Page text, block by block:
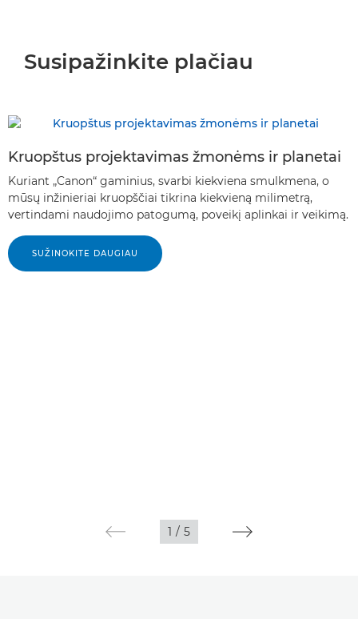
Susipažinkite plačiau
Kruopštus projektavimas žmonėms ir planetai
Kuriant „Canon“ gaminius, svarbi kiekviena smulkmena, o
mūsų inžinieriai kruopščiai tikrina kiekvieną milimetrą,
vertindami naudojimo patogumą, poveikį aplinkai ir veikimą.
SUŽINOKITE DAUGIAU
1 / 5